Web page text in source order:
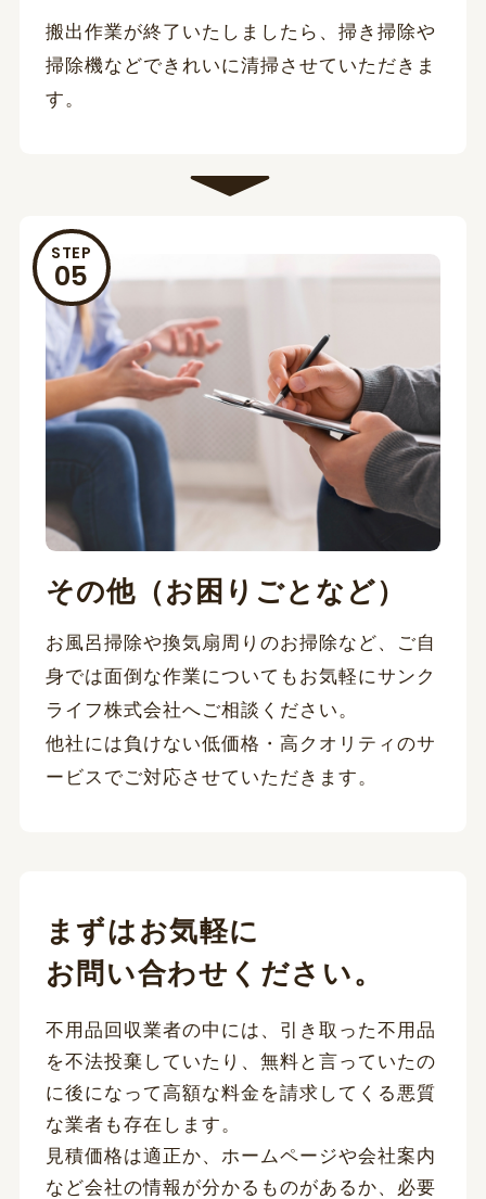
搬出作業が終了いたしましたら、掃き掃除や
掃除機などできれいに清掃させていただきま
す。
STEP
その他（お困りごとなど）
お風呂掃除や換気扇周りのお掃除など、ご自
身では面倒な作業についてもお気軽にサンク
ライフ株式会社へご相談ください。
他社には負けない低価格・高クオリティのサ
ービスでご対応させていただきます。
まずはお気軽に
お問い合わせください。
不用品回収業者の中には、引き取った不用品
を不法投棄していたり、無料と言っていたの
に後になって高額な料金を請求してくる悪質
な業者も存在します。
見積価格は適正か、ホームページや会社案内
など会社の情報が分かるものがあるか、必要